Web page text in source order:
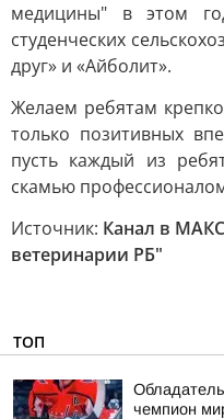
медицины" в этом
студенческих
друг» и «Айболит».
Желаем ребятам
только позитивных
пусть каждый из
скамью
Источник: Канал в
ветеринарии РБ"
ТОП
чемпион